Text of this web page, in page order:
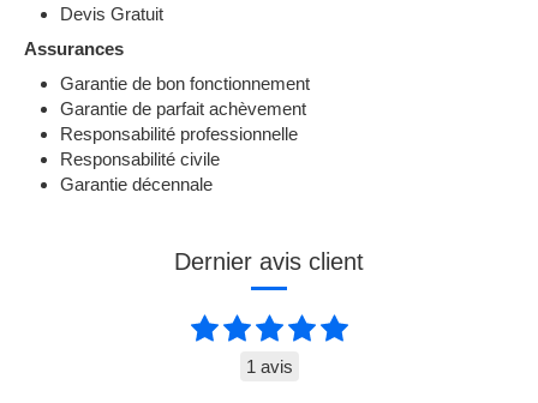
Devis Gratuit
Assurances
Garantie de bon fonctionnement
Garantie de parfait achèvement
Responsabilité professionnelle
Responsabilité civile
Garantie décennale
Dernier avis client
1 avis